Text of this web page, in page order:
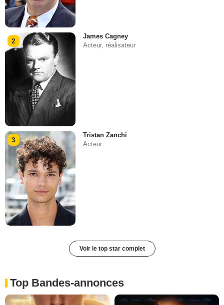
2
James Cagney
Acteur, réalisateur
3
Tristan Zanchi
Acteur
Voir le top star complet
Top Bandes-annonces